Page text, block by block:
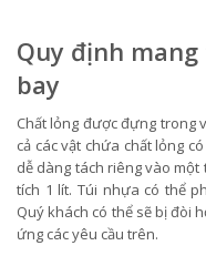
Quy định
bay
Chất lỏng được đựng trong
cả các vật chứa chất lỏng
dễ dàng tách riêng vào
tích 1 lít. Túi nhựa có thể
Quý khách có thể sẽ bị đòi
ứng các yêu cầu trên.